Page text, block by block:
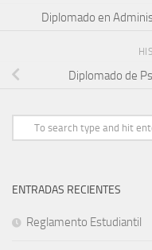
Diplomado en
Diplomado de
ENTRADAS RECIENTES
Reglamento Estudiantil